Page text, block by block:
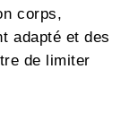
corps,
adapté et des
de limiter